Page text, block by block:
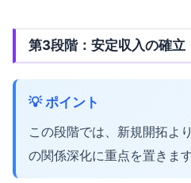
第3段階：安定収入の確立
💡 ポイント
この段階では、新規開拓よ
の関係深化に重点を置きます